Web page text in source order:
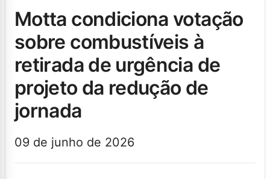
motta condiciona votação
sobre combustíveis à
retirada de urgência de
projeto da redução de
jornada
09 de junho de 2026